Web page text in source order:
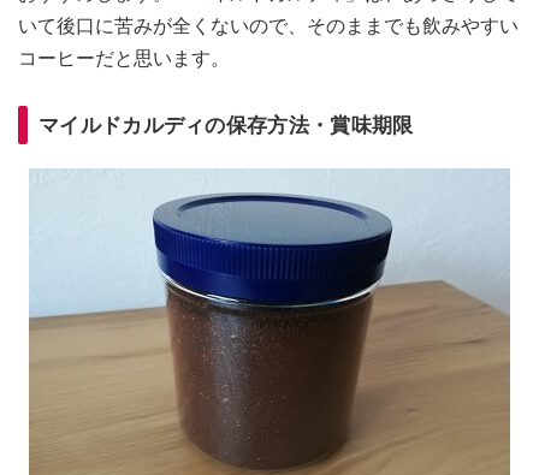
いて後口に苦みが全くないので、そのままでも飲みやすい
コーヒーだと思います。
マイルドカルディの保存方法・賞味期限